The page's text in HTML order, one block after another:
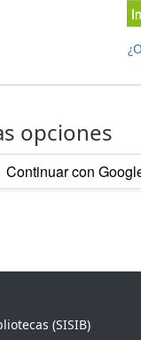
opciones
Continuar con
(SISIB)